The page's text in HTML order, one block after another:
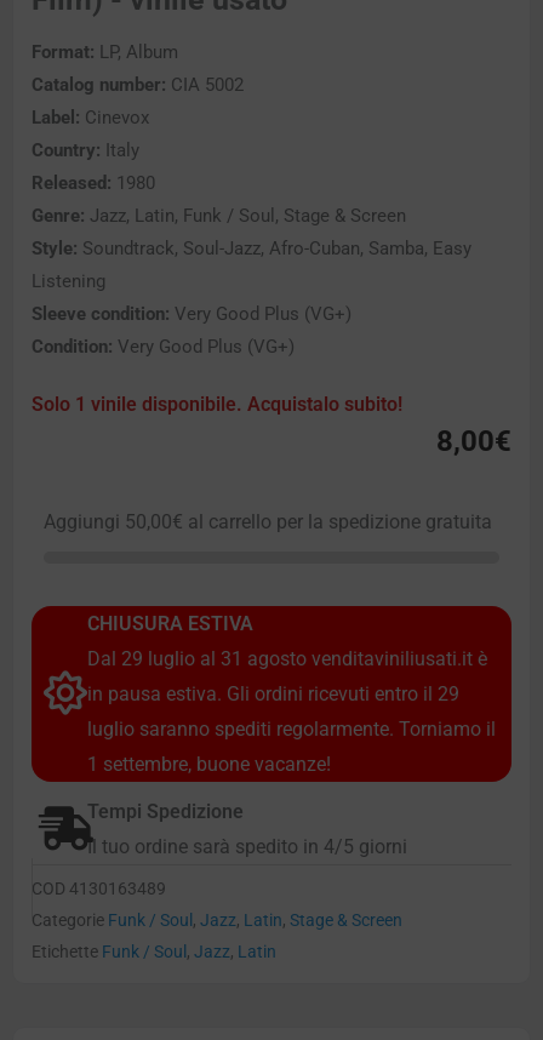
Format: LP, Album
Catalog number: CIA 5002
Label: Cinevox
Country: Italy
Released: 1980
Genre: Jazz, Latin, Funk / Soul, Stage & Screen
Style: Soundtrack, Soul-Jazz, Afro-Cuban, Samba, Easy
Listening
Sleeve condition: Very Good Plus (VG+)
Condition: Very Good Plus (VG+)
Solo 1 vinile disponibile. Acquistalo subito!
8,00€
Aggiungi 50,00€ al carrello per la spedizione gratuita
CHIUSURA ESTIVA
Dal 29 luglio al 31 agosto venditaviniliusati.it è
in pausa estiva. Gli ordini ricevuti entro il 29
luglio saranno spediti regolarmente. Torniamo il
1 settembre, buone vacanze!
Tempi Spedizione
Il tuo ordine sarà spedito in 4/5 giorni
COD 4130163489
Categorie Funk / Soul , Jazz, Latin, Stage & Screen
Etichette Funk / Soul , Jazz, Latin